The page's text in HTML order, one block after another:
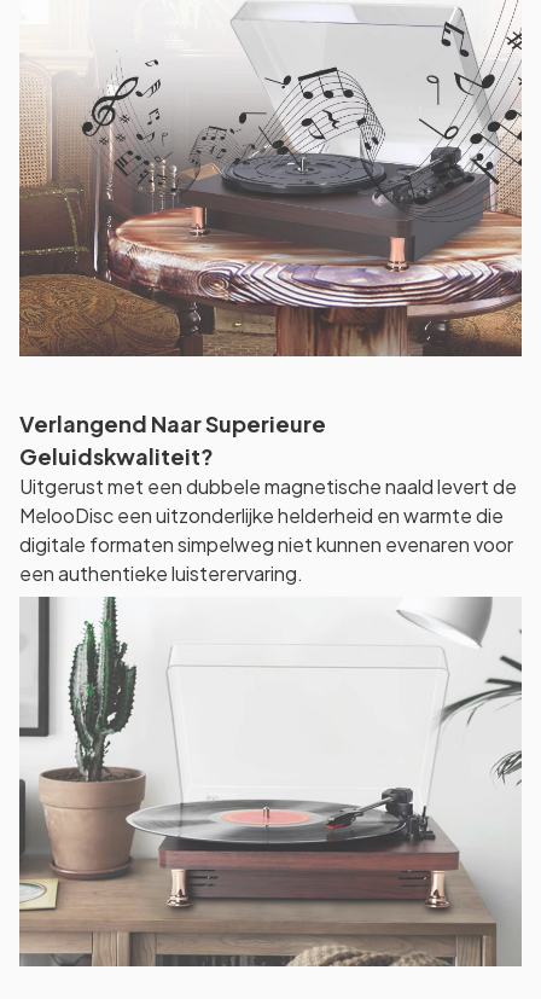
Verlangend Naar Superieure
Geluidskwaliteit?
Uitgerust met een dubbele magnetische naald levert de
MelooDisc een uitzonderlijke helderheid en warmte die
digitale formaten simpelweg niet kunnen evenaren voor
een authentieke luisterervaring.